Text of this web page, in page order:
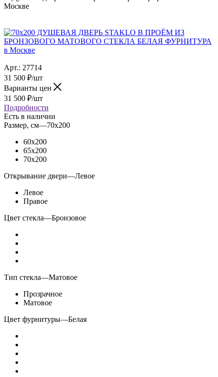
Москве
Арт.: 27714
31 500 ₽/шт
Варианты цен
31 500 ₽/шт
Подробности
Есть в наличии
Размер, см—70x200
60x200
65x200
70x200
Открывание двери—Левое
Левое
Правое
Цвет стекла—Бронзовое
Тип стекла—Матовое
Прозрачное
Матовое
Цвет фурнитуры—Белая